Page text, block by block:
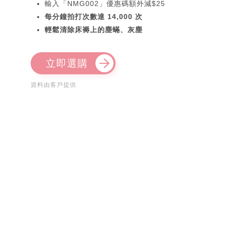
輸入「NMG002」優惠碼額外減$25
每分鐘拍打次數達 14,000 次
輕鬆清除床褥上的塵蟎、灰塵
立即選購
資料由客戶提供